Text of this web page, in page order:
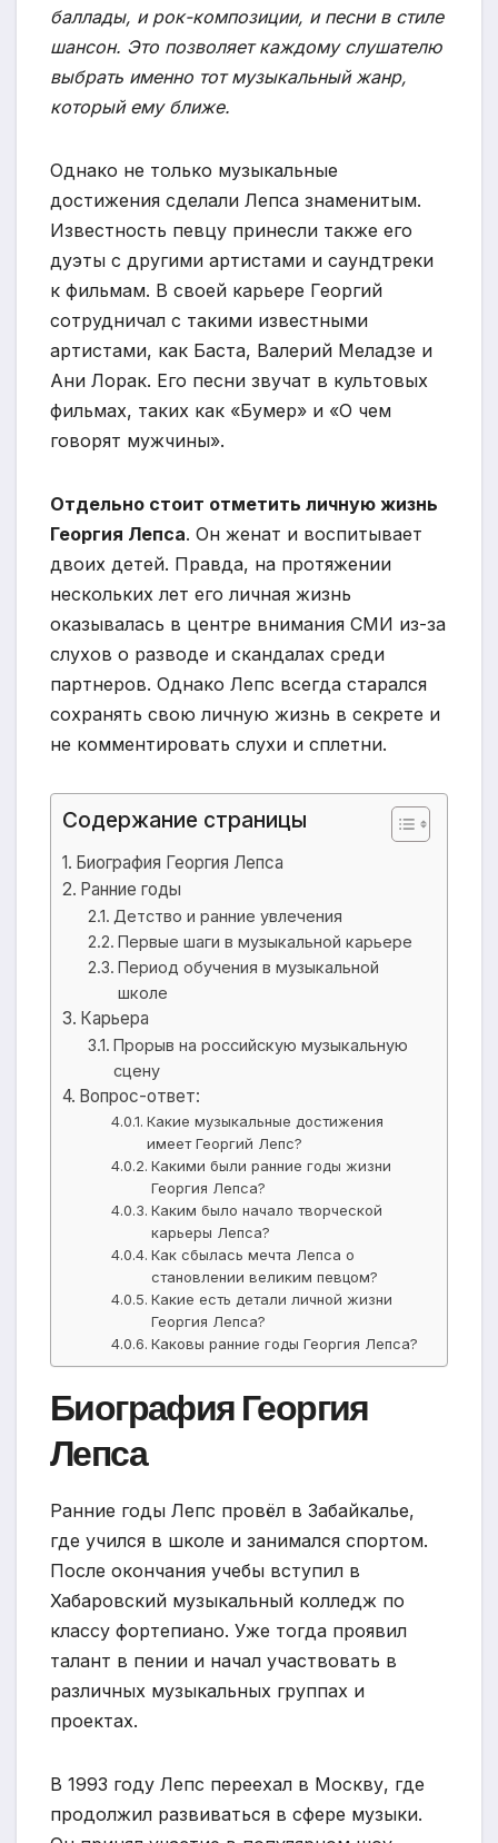
баллады, и рок-композиции, и песни в стиле
шансон. Это позволяет каждому слушателю
выбрать именно тот музыкальный жанр,
который ему ближе.
Однако не только музыкальные
достижения сделали Лепса знаменитым.
Известность певцу принесли также его
дуэты с другими артистами и саундтреки
к фильмам. В своей карьере Георгий
сотрудничал с такими известными
артистами, как Баста, Валерий Меладзе и
Ани Лорак. Его песни звучат в культовых
фильмах, таких как «Бумер» и «О чем
говорят мужчины».
Отдельно стоит отметить личную жизнь
Георгия Лепса. Он женат и воспитывает
двоих детей. Правда, на протяжении
нескольких лет его личная жизнь
оказывалась в центре внимания СМИ из-за
слухов о разводе и скандалах среди
партнеров. Однако Лепс всегда старался
сохранять свою личную жизнь в секрете и
не комментировать слухи и сплетни.
Содержание страницы
Биография Георгия Лепса
Ранние годы
Детство и ранние увлечения
Первые шаги в музыкальной карьере
Период обучения в музыкальной
школе
Карьера
Прорыв на российскую музыкальную
сцену
Вопрос-ответ:
Какие музыкальные достижения
имеет Георгий Лепс?
Какими были ранние годы жизни
Георгия Лепса?
Каким было начало творческой
карьеры Лепса?
Как сбылась мечта Лепса о
становлении великим певцом?
Какие есть детали личной жизни
Георгия Лепса?
Каковы ранние годы Георгия Лепса?
Биография Георгия
Лепса
Ранние годы Лепс провёл в Забайкалье,
где учился в школе и занимался спортом.
После окончания учебы вступил в
Хабаровский музыкальный колледж по
классу фортепиано. Уже тогда проявил
талант в пении и начал участвовать в
различных музыкальных группах и
проектах.
В 1993 году Лепс переехал в Москву, где
продолжил развиваться в сфере музыки.